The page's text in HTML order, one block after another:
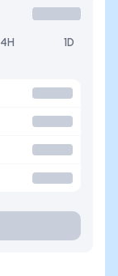
4H 1D